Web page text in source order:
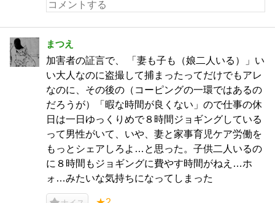
まつえ
加害者の証言で、 「妻も子も（娘二人いる）」い
い大人なのに盗撮して捕まったってだけでもアレ
なのに、その後の（コーピングの一環ではあるの
だろうが）「暇な時間が良くない」ので仕事の休
日は一日ゆっくりめで８時間ジョギングしている
って男性がいて、いや、妻と家事育児ケア労働を
もっとシェアしろよ…と思った。子供二人いるの
に８時間もジョギングに費やす時間がねえ…ホ
ォ…みたいな気持ちになってしまった